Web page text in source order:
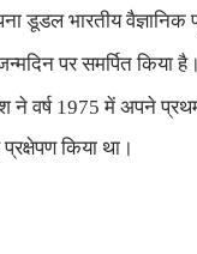
डूडल भारतीय वैज्ञानिक
पर समर्पित किया है।
ने वर्ष 1975 में अपने
किया था।